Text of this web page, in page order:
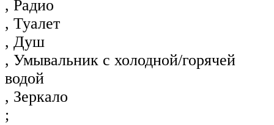
, Радио
, Туалет
, Душ
, Умывальник с холодной/горячей
водой
, Зеркало
;